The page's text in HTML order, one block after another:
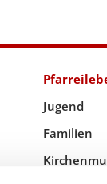
Jugend
Familien